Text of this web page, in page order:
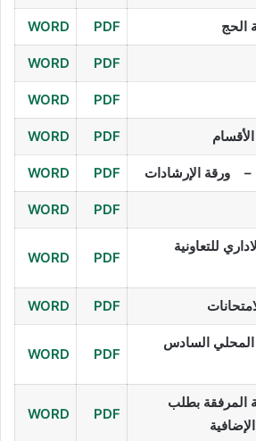
الحج PDF
WORD
PDF
WORD
PDF
WORD
PDF
WORD
– ورقة الإرشادات PDF
WORD
PDF
WORD
للتعاونية
PDF
WORD
PDF
WORD
المحلي السادس
PDF
WORD
المرفقة بطلب
PDF
WORD